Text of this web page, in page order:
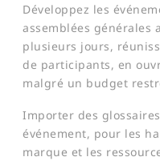
​Développez les
assemblées générales
plusieurs jours,
de participants, en
malgré un budget
Importer des
événement, pour les
marque et les